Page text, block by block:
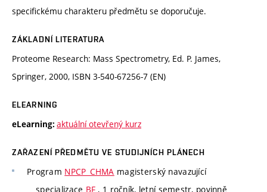
specifickému charakteru předmětu se doporučuje.
ZÁKLADNÍ LITERATURA
Proteome Research: Mass Spectrometry, Ed. P. James,
Springer, 2000, ISBN 3-540-67256-7 (EN)
ELEARNING
eLearning: aktuální otevřený kurz
ZAŘAZENÍ PŘEDMĚTU VE STUDIJNÍCH PLÁNECH
Program NPCP_CHMA magisterský navazující
specializace BF , 1 ročník, letní semestr, povinně